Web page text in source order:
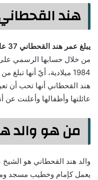
هند
يبلغ عمر هند القحطاني 37 عام
من خلال حسابها الرسمي
1984 ميلادية، أيّ أنها
هند القحطاني أنها تحب أن
عائلتها وأطفالها وأعلنت عن
من هو والد
والد هند القحطاني هو
يعمل كإمام وخطيب مسجد